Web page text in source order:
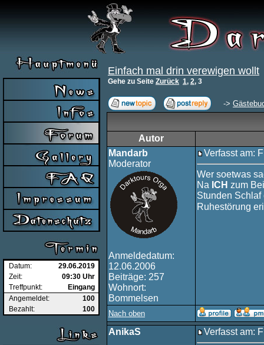
Datum:
29.06.2019
Zeit:
09:30 Uhr
Treffpunkt:
Eingang
Angemeldet:
100
Bezahlt:
100
Einfach mal drin verewigen wollt
Gehe zu Seite Zurück 1, 2, 3
->
Autor
Mandarb
Moderator
Anmeldedatum:
12.06.2006
Beiträge: 257
Wohnort:
Bommelsen
Verfasst am:
Wer soetwas
Na ICH zum
Stunden
Ruhestörung
Nach oben
AnikaS Verfasst am: